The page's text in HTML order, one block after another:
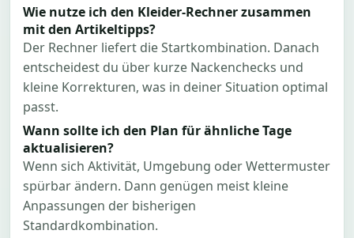
Wie nutze ich den Kleider-Rechner zusammen
mit den Artikeltipps?
Der Rechner liefert die Startkombination. Danach
entscheidest du über kurze Nackenchecks und
kleine Korrekturen, was in deiner Situation optimal
passt.
Wann sollte ich den Plan für ähnliche Tage
aktualisieren?
Wenn sich Aktivität, Umgebung oder Wettermuster
spürbar ändern. Dann genügen meist kleine
Anpassungen der bisherigen
Standardkombination.